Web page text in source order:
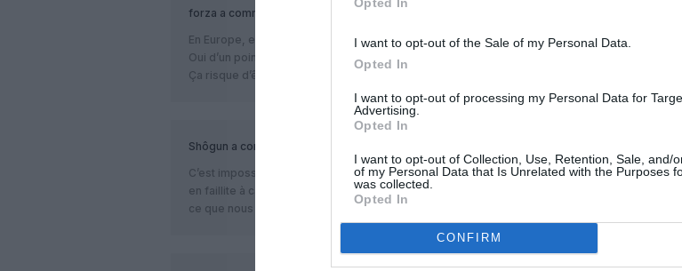
I want to opt-out of the Sale of my Personal Data.
Opted In
I want to opt-out of processing my Personal Data for
Advertising.
Opted In
I want to opt-out of Collection, Use, Retention, Sale, and/
of my Personal Data that Is Unrelated with the Purposes
was collected.
Opted In
CONFIRM
forza a commenté :
En Europe, en Europe…
Oui d’un point de vu géographique.
Ça risque d’être un peu moins vrai d’un point de vu business d’ici 4-5 ans.
Shôgun a commenté :
C’est impossible, ils ont sûrement oublié que l’économie britannique sera bientôt
en faillite à cause du Brexit. Tous les investisseurs sont en fuite. C’est du moins
ce que nous ont annoncé les “experts” à la télévision.